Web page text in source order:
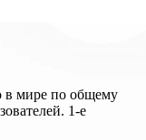
в мире по общему
1-е